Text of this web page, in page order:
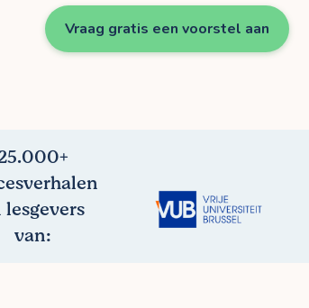
Vraag gratis een voorstel aan
lesgevers
van: